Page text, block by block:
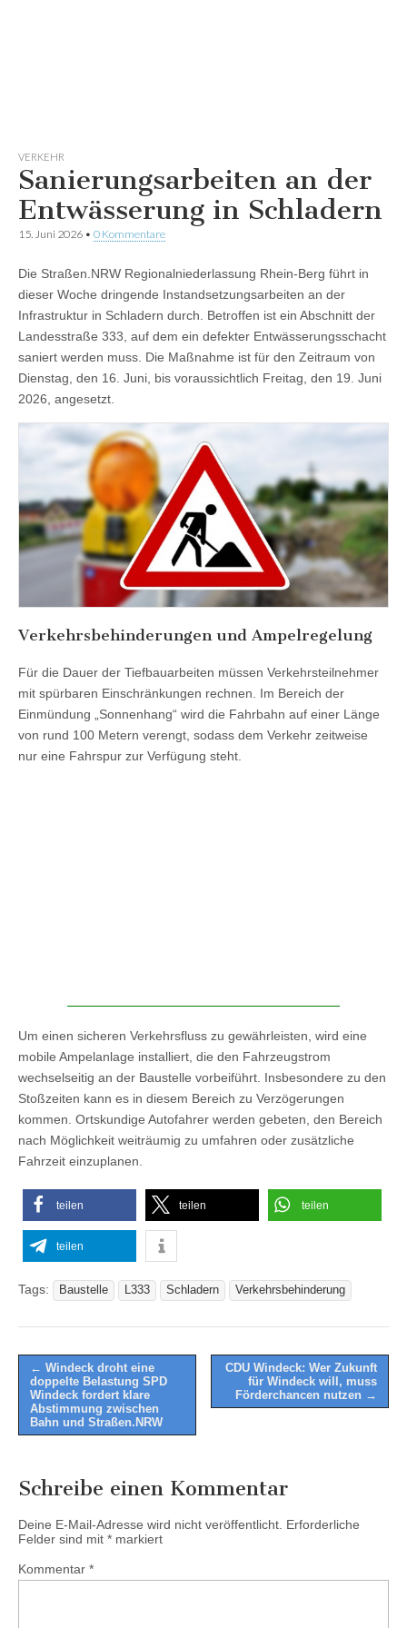
VERKEHR
Sanierungsarbeiten an der
Entwässerung in Schladern
15. Juni 2026 • 0 Kommentare
Die Straßen.NRW Regionalniederlassung Rhein-Berg führt in
dieser Woche dringende Instandsetzungsarbeiten an der
Infrastruktur in Schladern durch. Betroffen ist ein Abschnitt der
Landesstraße 333, auf dem ein defekter Entwässerungsschacht
saniert werden muss. Die Maßnahme ist für den Zeitraum von
Dienstag, den 16. Juni, bis voraussichtlich Freitag, den 19. Juni
2026, angesetzt.
Verkehrsbehinderungen und Ampelregelung
Für die Dauer der Tiefbauarbeiten müssen Verkehrsteilnehmer
mit spürbaren Einschränkungen rechnen. Im Bereich der
Einmündung „Sonnenhang“ wird die Fahrbahn auf einer Länge
von rund 100 Metern verengt, sodass dem Verkehr zeitweise
nur eine Fahrspur zur Verfügung steht.
Um einen sicheren Verkehrsfluss zu gewährleisten, wird eine
mobile Ampelanlage installiert, die den Fahrzeugstrom
wechselseitig an der Baustelle vorbeiführt. Insbesondere zu den
Stoßzeiten kann es in diesem Bereich zu Verzögerungen
kommen. Ortskundige Autofahrer werden gebeten, den Bereich
nach Möglichkeit weiträumig zu umfahren oder zusätzliche
Fahrzeit einzuplanen.
teilen teilen teilen
teilen
Tags: Baustelle L333 Schladern Verkehrsbehinderung
Post
navigation
← Windeck droht eine
doppelte Belastung SPD
Windeck fordert klare
Abstimmung zwischen
Bahn und Straßen.NRW
CDU Windeck: Wer Zukunft
für Windeck will, muss
Förderchancen nutzen →
Schreibe einen Kommentar
Deine E-Mail-Adresse wird nicht veröffentlicht. Erforderliche
Felder sind mit * markiert
Kommentar *